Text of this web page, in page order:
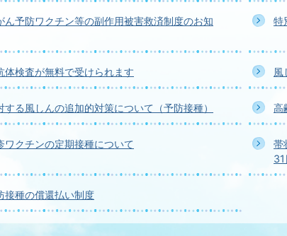
ん予防ワクチン等の副作用被害救済制度のお知
特
体検査が無料で受けられます 風
する風しんの追加的対策について（予防接種） 高
ワクチンの定期接種について
帯
31
接種の償還払い制度